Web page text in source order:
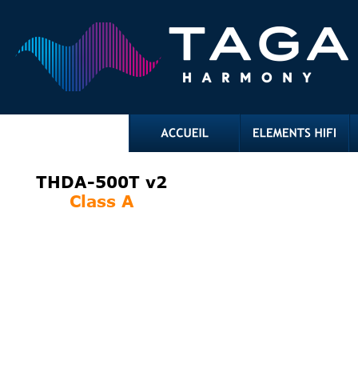
THDA-500T v2
Class A